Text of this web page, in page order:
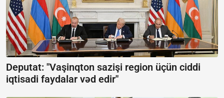
Deputat: "Vaşinqton sazişi region üçün ciddi
iqtisadi faydalar vəd edir"